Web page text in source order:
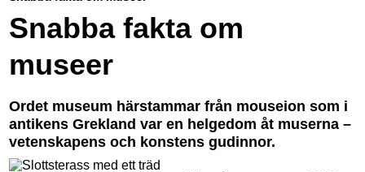
Snabba fakta om
museer
Ordet museum härstammar från mouseion som i
antikens Grekland var en helgedom åt muserna –
vetenskapens och konstens gudinnor.